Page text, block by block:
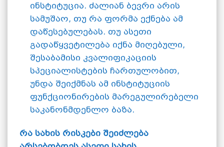
ინსტიტუცია. ძალიან ბევრი არის
სამუშაო, თუ რა ფორმა ექნება ამ
დაწესებულებას. თუ ასეთი
გადაწყვეტილება იქნა მიღებული,
შესაბამისი კვალიფიკაციის
სპეციალისტების ჩართულობით,
უნდა შეიქმნას ამ ინსტიტუციის
ფუნქციონირების მარეგულირებელი
საკანონმდენლო ბაზა.
რა სახის რისკები შეიძლება